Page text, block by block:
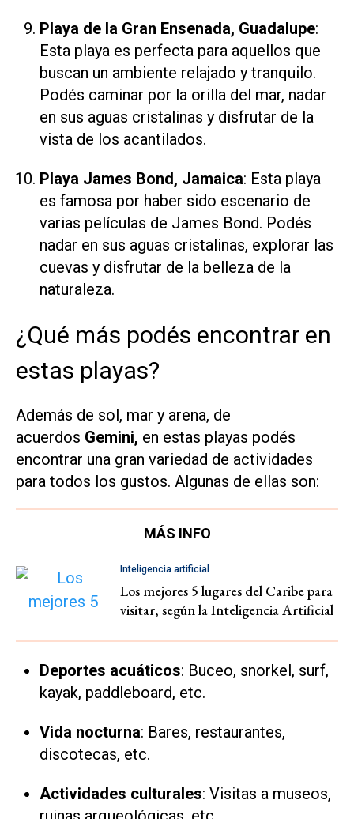
Playa de la Gran Ensenada, Guadalupe:
Esta playa es perfecta para aquellos que
buscan un ambiente relajado y tranquilo.
Podés caminar por la orilla del mar, nadar
en sus aguas cristalinas y disfrutar de la
vista de los acantilados.
Playa James Bond, Jamaica: Esta playa
es famosa por haber sido escenario de
varias películas de James Bond. Podés
nadar en sus aguas cristalinas, explorar las
cuevas y disfrutar de la belleza de la
naturaleza.
¿Qué más podés encontrar en
estas playas?
Además de sol, mar y arena, de
acuerdos Gemini, en estas playas podés
encontrar una gran variedad de actividades
para todos los gustos. Algunas de ellas son:
MÁS INFO
Inteligencia artificial
Los mejores 5 lugares del Caribe para
visitar, según la Inteligencia Artificial
Deportes acuáticos: Buceo, snorkel, surf,
kayak, paddleboard, etc.
Vida nocturna: Bares, restaurantes,
discotecas, etc.
Actividades culturales: Visitas a museos,